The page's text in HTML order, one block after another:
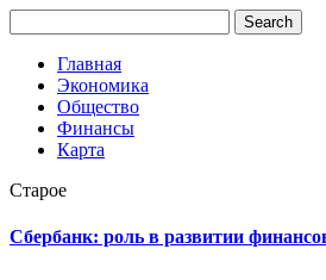
Главная
Экономика
Общество
Финансы
Карта
Старое
Сбербанк: роль в развитии